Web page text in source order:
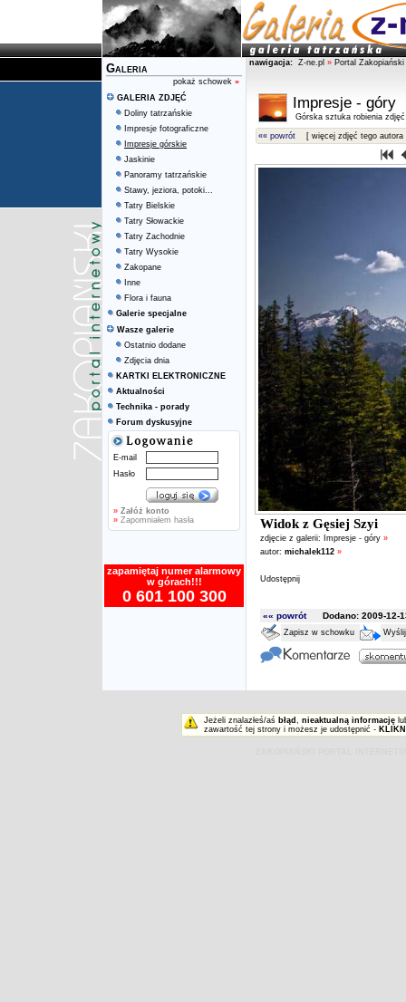
Galeria
pokaż schowek »
GALERIA ZDJĘĆ
Doliny tatrzańskie
Impresje fotograficzne
Impresje górskie
Jaskinie
Panoramy tatrzańskie
Stawy, jeziora, potoki...
Tatry Bielskie
Tatry Słowackie
Tatry Zachodnie
Tatry Wysokie
Zakopane
Inne
Flora i fauna
Galerie specjalne
Wasze galerie
Ostatnio dodane
Zdjęcia dnia
KARTKI ELEKTRONICZNE
Aktualności
Technika - porady
Forum dyskusyjne
E-mail
Hasło
» Załóż konto
» Zapomniałem hasła
zapamiętaj numer alarmowy
w górach!!!
0 601 100 300
nawigacja: Z-ne.pl » Portal Zakopiański
Impresje - góry
Górska sztuka robienia zdjęć
«« powrót [ więcej zdjęć tego autora
Widok z Gęsiej Szyi
zdjęcie z galerii: Impresje - góry »
autor: michalek112 »
Udostępnij
«« powrótDodano: 2009-12-
Zapisz w schowku
Jeżeli znalazłeś/aś błąd , nieaktualną informację
zawartość tej strony i możesz je udostępnić -